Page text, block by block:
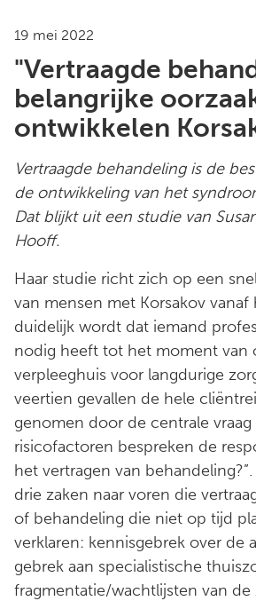
19 mei 2022
"Vertraagde
belangrijke
ontwikkelen
Vertraagde behandeling is de
de ontwikkeling van het
Dat blijkt uit een studie van
Hooff.
Haar studie richt zich op een
van mensen met Korsakov
duidelijk wordt dat iemand
nodig heeft tot het moment van
verpleeghuis voor langdurige
veertien gevallen de hele
genomen door de centrale vraag
risicofactoren bespreken de
het vertragen van
drie zaken naar voren die
of behandeling die niet op tijd
verklaren: kennisgebrek over de
gebrek aan specialistische
fragmentatie/wachtlijsten van de